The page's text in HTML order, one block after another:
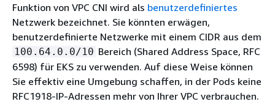
Funktion von VPC CNI wird als benutzerdefiniertes
Netzwerk bezeichnet. Sie könnten erwägen,
benutzerdefinierte Netzwerke mit einem CIDR aus dem
100.64.0.0/10 Bereich (Shared Address Space, RFC
6598) für EKS zu verwenden. Auf diese Weise können
Sie effektiv eine Umgebung schaffen, in der Pods keine
RFC1918-IP-Adressen mehr von Ihrer VPC verbrauchen.